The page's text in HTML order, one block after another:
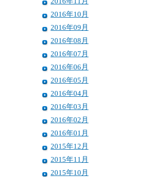
2016年10月
2016年09月
2016年08月
2016年07月
2016年06月
2016年05月
2016年04月
2016年03月
2016年02月
2016年01月
2015年12月
2015年11月
2015年10月